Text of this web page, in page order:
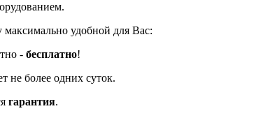
максимально удобной для Вас:
- бесплатно!
не более одних суток.
гарантия.